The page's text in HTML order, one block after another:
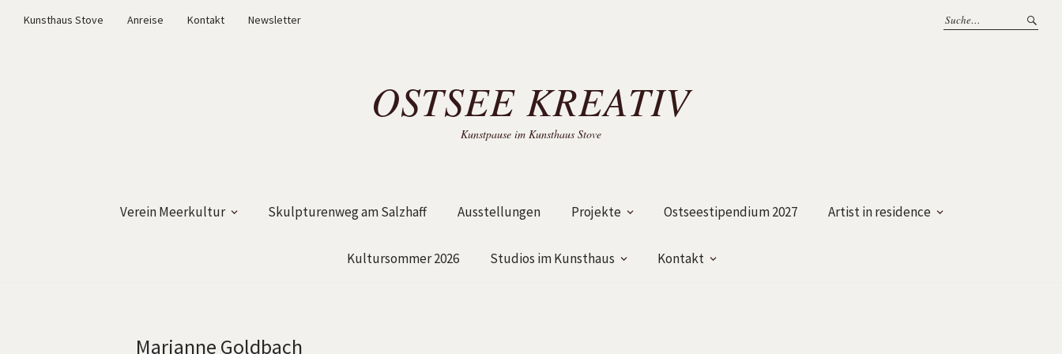
Kunsthaus Stove Anreise Kontakt Newsletter
OSTSEE KREATIV
Kunstpause im Kunsthaus Stove
Verein Meerkultur Skulpturenweg am Salzhaff Ausstellungen Projekte Ostseestipendium 2027 Artist in residence
Kultursommer 2026 Studios im Kunsthaus Kontakt
Marianne Goldbach